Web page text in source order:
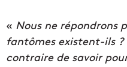
« Nous ne répondrons
fantômes existent-ils
contraire de savoir